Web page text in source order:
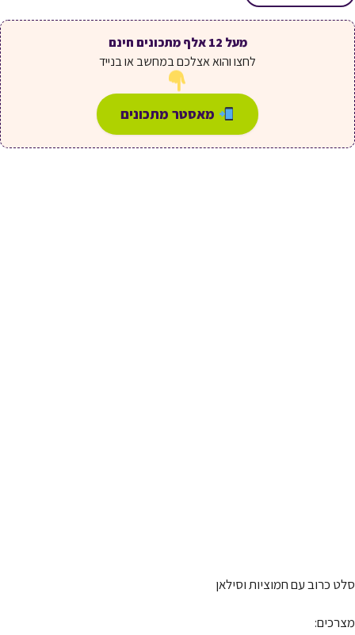
מעל 12 אלף מתכונים חינם
לחצו והוא אצלכם במחשב או בנייד
מאסטר מתכונים
סלט כרוב עם חמוציות וסילאן
מצרכים: